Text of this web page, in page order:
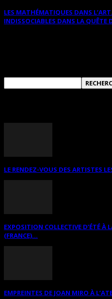
LES MATHÉMATIQUES DANS
INDISSOCIABLES DANS LA QUÊTE
LE RENDEZ-VOUS DES ARTISTES
EXPOSITION COLLECTIVE D’ÉTÉ À
(FRANCE)...
EMPREINTES DE JOAN MIRO À